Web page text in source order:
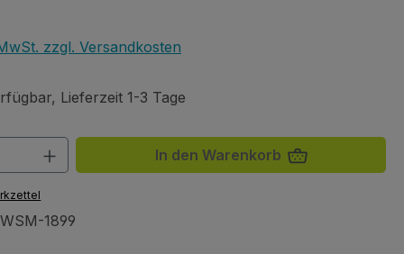
zzgl. Versandkosten
Lieferzeit 1-3 Tage
Anzahl: Gib den gewünschten Wert
In den Warenkorb
1899